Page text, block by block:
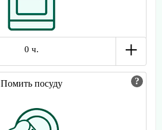
0 ч. +
Помить посуду